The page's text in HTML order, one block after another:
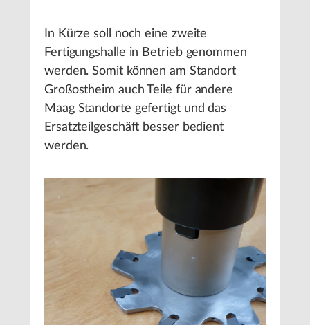
In Kürze soll noch eine zweite
Fertigungshalle in Betrieb genommen
werden. Somit können am Standort
Großostheim auch Teile für andere
Maag Standorte gefertigt und das
Ersatzteilgeschäft besser bedient
werden.